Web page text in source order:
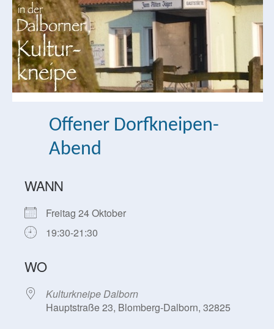
Offener Dorfkneipen-
Abend
WANN
Freitag 24 Oktober
19:30-21:30
WO
Kulturkneipe Dalborn
Hauptstraße 23, Blomberg-Dalborn, 32825